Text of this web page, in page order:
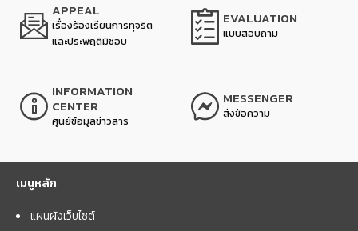
APPEAL
เรื่องร้องเรียนการทุจริต
และประพฤติมิชอบ
EVALUATION
แบบสอบถาม
INFORMATION
CENTER
ศูนย์ข้อมูลข่าวสาร
MESSENGER
ส่งข้อความ
เมนูหลัก
แผนผังเว็บไซต์